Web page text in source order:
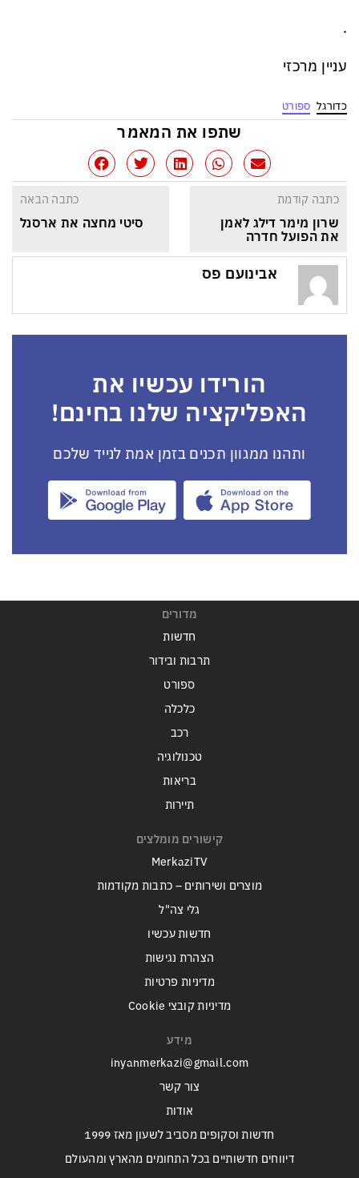
.
עניין מרכזי
כדורגל ספורט
שתפו את המאמר
כתבה קודמת
שרון מימר דילג לאמן
את הפועל חדרה
כתבה הבאה
סיטי מחצה את ארסנל
אבינועם פס
הורידו עכשיו את
האפליקציה שלנו בחינם!
ותהנו ממגוון תכנים בזמן אמת לנייד שלכם
מדורים
חדשות
תרבות ובידור
ספורט
כלכלה
רכב
טכנולוגיה
בריאות
תיירות
קישורים מומלצים
MerkaziTV
מוצרים ושירותים – כתבות מקודמות
גלי צה"ל
חדשות עכשיו
הצהרת נגישות
מדיניות פרטיות
מדיניות קובצי Cookie
מידע
inyanmerkazi@gmail.com
צור קשר
אודות
חדשות וסקופים מסביב לשעון מאז 1999
דיווחים חדשותיים בכל התחומים מהארץ ומהעולם